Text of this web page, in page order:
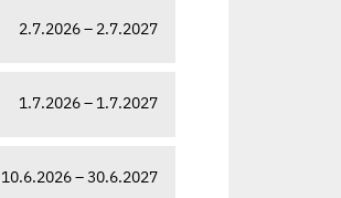
2.7.2026 – 2.7.2027
1.7.2026 – 1.7.2027
10.6.2026 – 30.6.2027